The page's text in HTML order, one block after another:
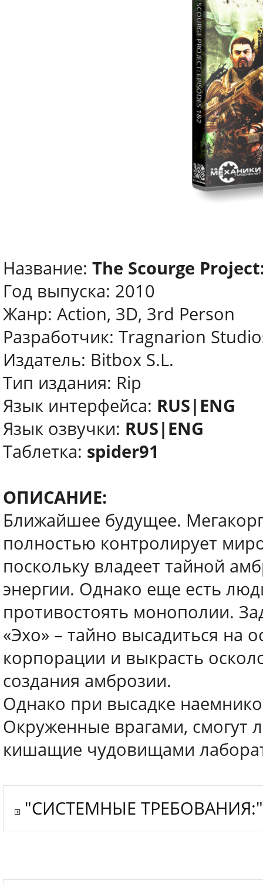
Название: The Scourge
Год выпуска: 2010
Жанр: Action, 3D, 3rd Person
Разработчик: Tragnarion
Издатель: Bitbox S.L.
Тип издания: Rip
Язык интерфейса: RUS|ENG
Язык озвучки: RUS|ENG
Таблетка: spider91
ОПИСАНИЕ:
Ближайшее будущее.
полностью контролирует
поскольку владеет тайной
энергии. Однако еще есть
противостоять монополии.
«Эхо» – тайно высадиться на
корпорации и выкрасть
создания амброзии.
Однако при высадке
Окруженные врагами, смогут
кишащие чудовищами
"СИСТЕМНЫЕ ТРЕБОВАНИЯ:"